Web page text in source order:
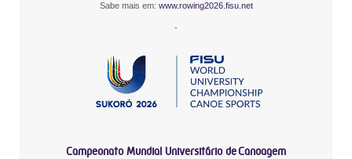
Sabe mais em: www.rowing2026.fisu.net
-
Campeonato Mundial Universitário de Canoagem